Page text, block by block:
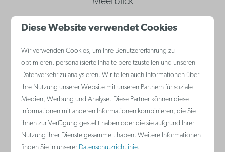
🎭 Ein sommerliches Gesamtspektakel im Silt
Adresse
Diese Website verwendet Cookies
Wir verwenden Cookies, um Ihre Benutzererfahrung zu
optimieren, personalisierte Inhalte bereitzustellen und unseren
Datenverkehr zu analysieren. Wir teilen auch Informationen über
Ihre Nutzung unserer Website mit unseren Partnern für soziale
Medien, Werbung und Analyse. Diese Partner können diese
Informationen mit anderen Informationen kombinieren, die Sie
ihnen zur Verfügung gestellt haben oder die sie aufgrund Ihrer
Nutzung ihrer Dienste gesammelt haben. Weitere Informationen
finden Sie in unserer Datenschutzrichtlinie.